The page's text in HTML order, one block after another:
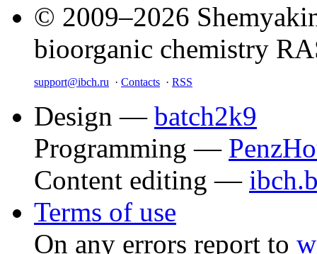
© 2009–2026
bioorganic chemistry
support@ibch.ru · Contacts · RSS
Design — batch2k9
Programming —
Content editing —
Terms of use
On any errors report to